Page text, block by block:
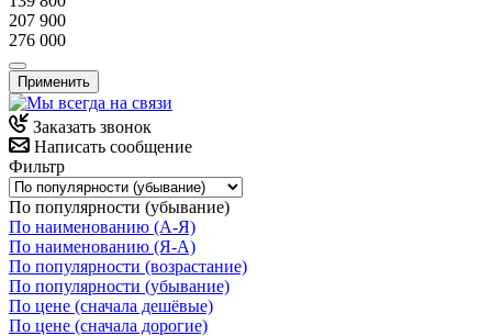
207 900
276 000
Применить
Заказать звонок
Написать сообщение
Фильтр
По популярности (убывание)
По наименованию (А-Я)
По наименованию (Я-А)
По популярности (возрастание)
По популярности (убывание)
По цене (сначала дешёвые)
По цене (сначала дорогие)